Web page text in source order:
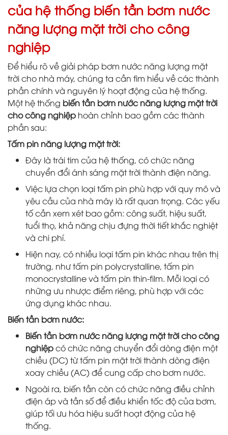
của hệ thống biến tần bơm nước
năng lượng mặt trời cho công
nghiệp
Để hiểu rõ về giải pháp bơm nước năng lượng mặt
trời cho nhà máy, chúng ta cần tìm hiểu về các thành
phần chính và nguyên lý hoạt động của hệ thống.
Một hệ thống biến tần bơm nước năng lượng mặt trời
cho công nghiệp hoàn chỉnh bao gồm các thành
phần sau:
Tấm pin năng lượng mặt trời:
Đây là trái tim của hệ thống, có chức năng
chuyển đổi ánh sáng mặt trời thành điện năng.
Việc lựa chọn loại tấm pin phù hợp với quy mô và
yêu cầu của nhà máy là rất quan trọng. Các yếu
tố cần xem xét bao gồm: công suất, hiệu suất,
tuổi thọ, khả năng chịu đựng thời tiết khắc nghiệt
và chi phí.
Hiện nay, có nhiều loại tấm pin khác nhau trên thị
trường, như tấm pin polycrystalline, tấm pin
monocrystalline và tấm pin thin-film. Mỗi loại có
những ưu nhược điểm riêng, phù hợp với các
ứng dụng khác nhau.
Biến tần bơm nước:
Biến tần bơm nước năng lượng mặt trời cho công
nghiệpcó chức năng chuyển đổi dòng điện một
chiều (DC) từ tấm pin mặt trời thành dòng điện
xoay chiều (AC) để cung cấp cho bơm nước.
Ngoài ra, biến tần còn có chức năng điều chỉnh
điện áp và tần số để điều khiển tốc độ của bơm,
giúp tối ưu hóa hiệu suất hoạt động của hệ
thống.